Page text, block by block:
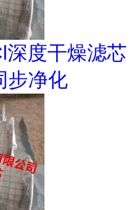
深度干燥滤芯
步净化